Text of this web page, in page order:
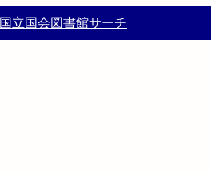
国立国会図書館サーチ